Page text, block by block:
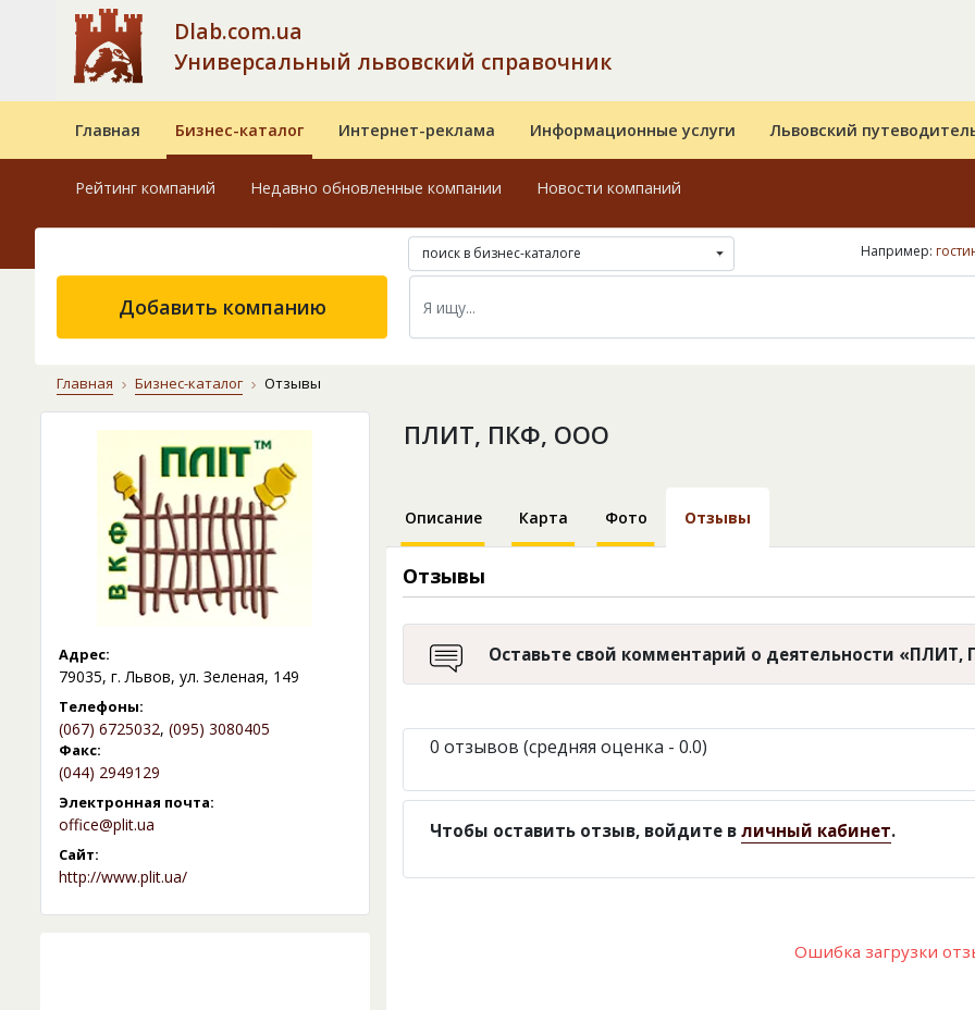
Dlab.com.ua
Универсальный львовский справочник
Главная Бизнес-каталог Интернет-реклама Информационные услуги Львовский
Рейтинг компаний Недавно обновленные компании Новости компаний
поиск в бизнес-каталоге Например:
Добавить компанию
Главная Бизнес-каталог Отзывы
Адрес:
79035, г. Львов, ул. Зеленая, 149
Телефоны:
(067) 6725032, (095) 3080405
Факс:
(044) 2949129
Электронная почта:
office@plit.ua
Сайт:
http://www.plit.ua/
ПЛИТ, ПКФ, ООО
Описание Карта Фото Отзывы
Отзывы
Оставьте свой комментарий о деятельности «ПЛИТ,
0 отзывов (средняя оценка - 0.0)
Чтобы оставить отзыв, войдите в личный кабинет.
Ошибка загрузки